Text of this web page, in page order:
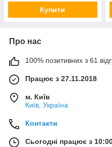
Купити
Про нас
100% позитивних з 61
Працює з 27.11.2018
м. Київ
Київ, Україна
Контакти
Сьогодні працює з